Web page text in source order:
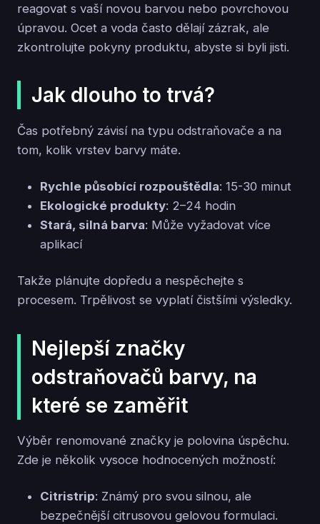
reagovat s vaší novou barvou nebo povrchovou
úpravou. Ocet a voda často dělají zázrak, ale
zkontrolujte pokyny produktu, abyste si byli jisti.
Jak dlouho to trvá?
Čas potřebný závisí na typu odstraňovače a na
tom, kolik vrstev barvy máte.
Rychle působící rozpouštědla: 15-30 minut
Ekologické produkty: 2–24 hodin
Stará, silná barva: Může vyžadovat více
aplikací
Takže plánujte dopředu a nespěchejte s
procesem. Trpělivost se vyplatí čistšími výsledky.
Nejlepší značky
odstraňovačů barvy, na
které se zaměřit
Výběr renomované značky je polovina úspěchu.
Zde je několik vysoce hodnocených možností:
Citristrip: Známý pro svou silnou, ale
bezpečnější citrusovou gelovou formulaci.